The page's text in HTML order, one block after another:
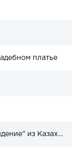
платье
Список 30 претендентов на участие "Детский Евровидение" из Казахстана